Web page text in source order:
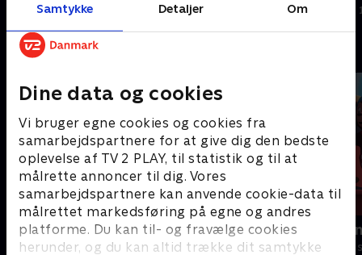
Samtykke Detaljer Om
Dine data og cookies
Vi bruger egne cookies og cookies fra
samarbejdspartnere for at give dig den bedste
oplevelse af TV 2 PLAY, til statistik og til at
målrette annoncer til dig. Vores
samarbejdspartnere kan anvende cookie-data til
målrettet markedsføring på egne og andres
platforme. Du kan til- og fravælge cookies
herunder, og du kan altid trække dit samtykke
1. juli 2021 • 22 min
Andre så også
Gurli Gris
Børneserier • 4 sæsoner
Rasmus
Børneserier • 3